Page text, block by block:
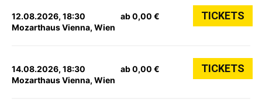
12.08.2026, 18:30
Mozarthaus Vienna, Wien
ab 0,00 € TICKETS
14.08.2026, 18:30
Mozarthaus Vienna, Wien
ab 0,00 € TICKETS